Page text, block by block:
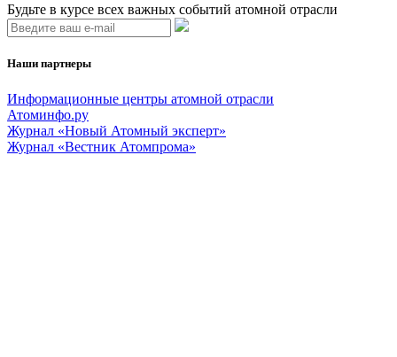
Будьте в курсе всех важных событий атомной отрасли
Наши партнеры
Информационные центры атомной отрасли
Атоминфо.ру
Журнал «Новый Атомный эксперт»
Журнал «Вестник Атомпрома»